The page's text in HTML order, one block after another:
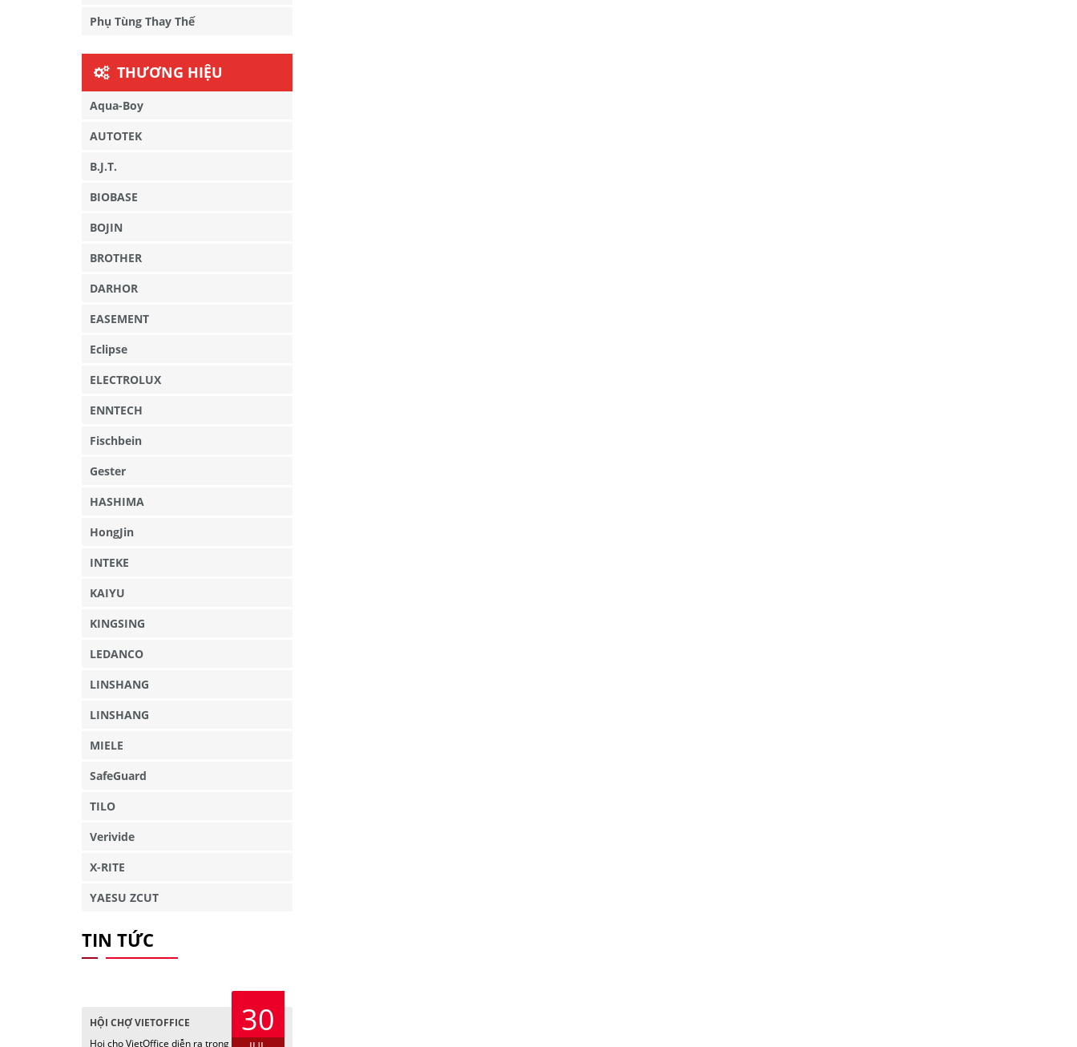
Phụ Tùng Thay Thế
THƯƠNG HIỆU
Aqua-Boy
AUTOTEK
B.J.T.
BIOBASE
BOJIN
BROTHER
DARHOR
EASEMENT
Eclipse
ELECTROLUX
ENNTECH
Fischbein
Gester
HASHIMA
HongJin
INTEKE
KAIYU
KINGSING
LEDANCO
LINSHANG
LINSHANG
MIELE
SafeGuard
TILO
Verivide
X-RITE
YAESU ZCUT
TIN TỨC
30
HỘI CHỢ VIETOFFICE
Hoi cho VietOffice diễn ra trong các ngày